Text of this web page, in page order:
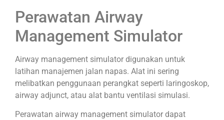
Perawatan Airway
Management Simulator
Airway management simulator digunakan untuk
latihan manajemen jalan napas. Alat ini sering
melibatkan penggunaan perangkat seperti laringoskop,
airway adjunct, atau alat bantu ventilasi simulasi.
Perawatan airway management simulator dapat